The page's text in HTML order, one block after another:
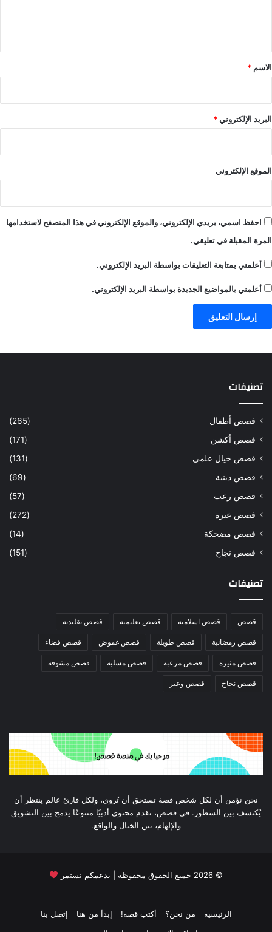
*
الاسم *
البريد الإلكتروني*
الموقع الإلكتروني
احفظ اسمي، بريدي الإلكتروني، والموقع الإلكتروني في هذا المتصفح لاستخدامها
المرة المقبلة في تعليقي.
أعلمني بمتابعة التعليقات بواسطة البريد الإلكتروني.
أعلمني بالمواضيع الجديدة بواسطة البريد الإلكتروني.
تصنيفات
قصص أطفال
(265)
قصص أكشن
(171)
قصص خيال علمي
(131)
قصص دينية
(69)
قصص رعب
(57)
قصص عبرة
(272)
قصص مضحكة
(14)
قصص نجاح
(151)
تصنيفات
قصص قصص اسلامية قصص تعليمية قصص تقليدية
قصص رمضانية قصص طويلة قصص غموض قصص فضاء
قصص مثيرة قصص مرعبة قصص مسلية قصص مشوقة
قصص نجاح قصص وعبر
نحن نؤمن أن لكل شخص قصة تستحق أن تُروى، ولكل قارئ عالم ينتظر أن
يُكتشف بين السطور. في قصص، نقدم محتوى أدبيًا متنوعًا يدمج بين التشويق
والإلهام، بين الخيال والواقع.
©
2026 جميع الحقوق محفوظة | بدعمكم نستمر
الرئيسية من نحن؟ أكتب قصة! إبدأ من هنا
إتصل بنا